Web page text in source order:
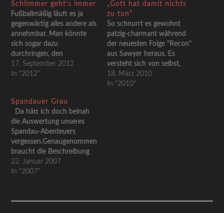
Schlimmer geht’s immer
Fußballmäßig läuft es ja
gegenwärtig alles andere als
annehmbar. Man könnte
sich sogar dazu
durchringen, den
Unionhorizont als ein wenig
verdunkelt zu bezeichnen.
recht, um sich an dem Leid
anderer wieder etwas
aufzurichten. Wie oft wird
der arme Torhüter diese
Szene wohl nachts…
17. September 2012
In "2012"
„Gott hat damit nichts
zu tun“
So schnurrt es gewohnt
patzig-charmant während
der neuesten Folge "Recon"
aus Sawyer heraus. Es
versteht sich von selbst,
dass dies die Entgegnung
auf eine der häufigst
18. März 2010
In "2010"
Spandauer Grau
Da hätt ich doch beinah
die Auswertung unseres
Spandau-Abenteuers
vergessen.Genaugenommen
braucht die Beschreibung
auch nicht allzu viel Worte.
Spandau gehört für mich
wieder unwillkürlich fragt,
22. Januar 2007
In "2007"